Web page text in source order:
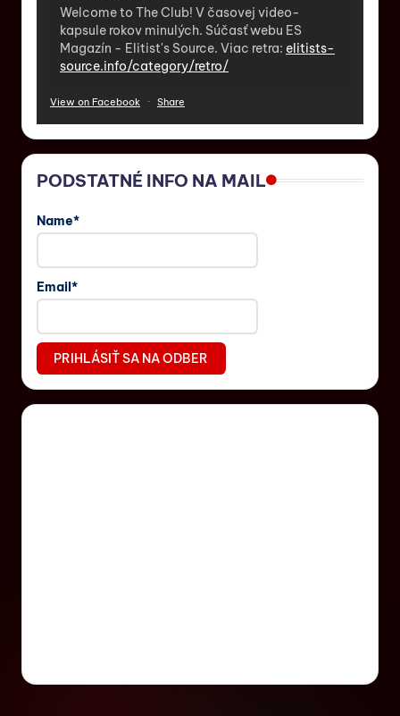
Welcome to The Club! V časovej video-
kapsule rokov minulých. Súčasť webu ES
Magazín - Elitist's Source. Viac retra: elitists-
source.info/category/retro/
View on Facebook · Share
PODSTATNÉ INFO NA MAIL
Name*
Email*